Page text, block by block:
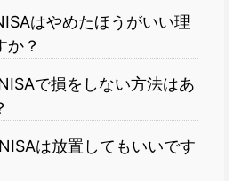
はやめたほうがいい理
か？
で損をしない方法はあ
は放置してもいいです